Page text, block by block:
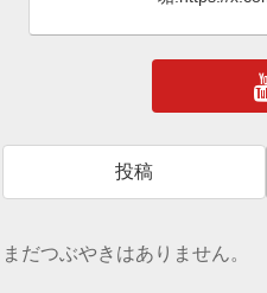
投稿
まだつぶやきはありません。